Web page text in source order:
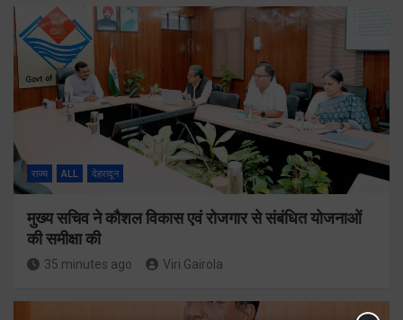
राज्य ALL देहरादून
मुख्य सचिव ने कौशल विकास एवं रोजगार से संबंधित योजनाओं
की समीक्षा की
35 minutes ago Viri Gairola